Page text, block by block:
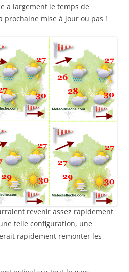
a largement le temps de
prochaine mise à jour ou pas !
revenir assez rapidement
telle configuration, une
rapidement remonter les